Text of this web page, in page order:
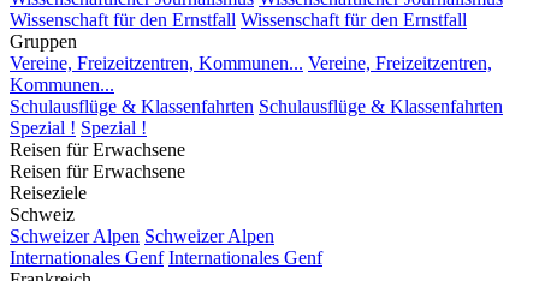
Wissenschaft für den Ernstfall Wissenschaft für den Ernstfall
Gruppen
Vereine, Freizeitzentren, Kommunen... Vereine, Freizeitzentren,
Kommunen...
Schulausflüge & Klassenfahrten Schulausflüge & Klassenfahrten
Spezial ! Spezial !
Reisen für Erwachsene
Reisen für Erwachsene
Reiseziele
Schweiz
Schweizer Alpen Schweizer Alpen
Internationales Genf Internationales Genf